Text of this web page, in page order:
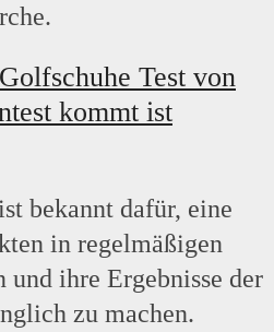
Test von
kommt ist
bekannt dafür, eine
in regelmäßigen
und ihre Ergebnisse der
zu machen.